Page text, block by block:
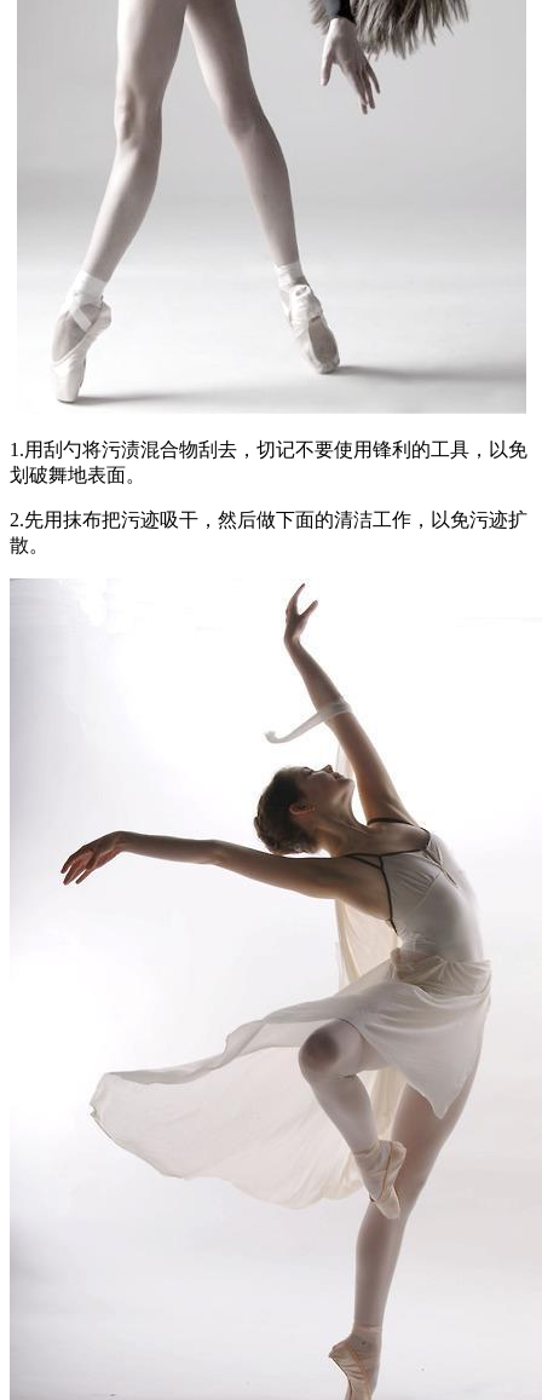
1.用刮勺将污渍混合物刮去，切记不要使用锋利的工具，以免
划破舞地表面。
2.先用抹布把污迹吸干，然后做下面的清洁工作，以免污迹扩
散。